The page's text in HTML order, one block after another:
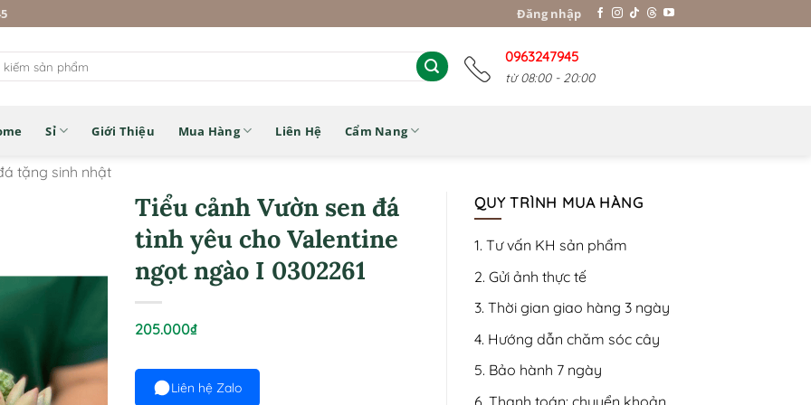
Đăng nhập
0963247945
từ 08:00 - 20:00
Sỉ Giới Thiệu Mua Hàng Liên Hệ Cẩm Nang
tặng sinh nhật
Tiểu cảnh Vườn sen đá
tình yêu cho Valentine
ngọt ngào I 0302261
205.000₫
Liên hệ Zalo
QUY TRÌNH MUA HÀNG
1. Tư vấn KH sản phẩm
2. Gửi ảnh thực tế
3. Thời gian giao hàng 3 ngày
4. Hướng dẫn chăm sóc cây
5. Bảo hành 7 ngày
6. Thanh toán: chuyển khoản,